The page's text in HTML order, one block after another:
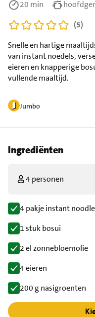
Jumbo
Snelle en hartige
van instant noedels,
eieren en knapperige
vullende maaltijd.
20 min
(5)
Ingrediënten
4 personen
4 pakje instant
1 stuk bosui
2 el zonnebloemolie
4 eieren
200 g nasigroenten